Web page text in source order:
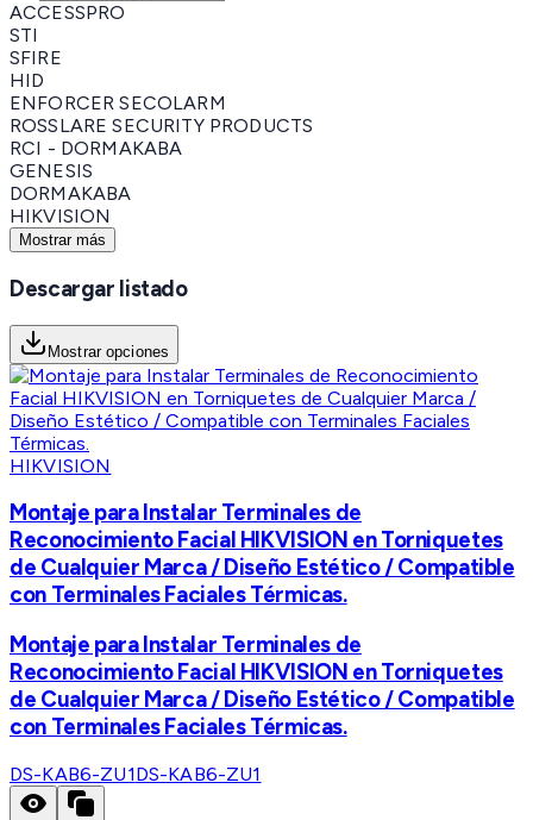
ACCESSPRO
STI
SFIRE
HID
ENFORCER SECOLARM
ROSSLARE SECURITY PRODUCTS
RCI - DORMAKABA
GENESIS
DORMAKABA
HIKVISION
Mostrar más
Descargar listado
Mostrar opciones
HIKVISION
Montaje para Instalar Terminales de
Reconocimiento Facial HIKVISION en Torniquetes
de Cualquier Marca / Diseño Estético / Compatible
con Terminales Faciales Térmicas.
Montaje para Instalar Terminales de
Reconocimiento Facial HIKVISION en Torniquetes
de Cualquier Marca / Diseño Estético / Compatible
con Terminales Faciales Térmicas.
DS-KAB6-ZU1DS-KAB6-ZU1